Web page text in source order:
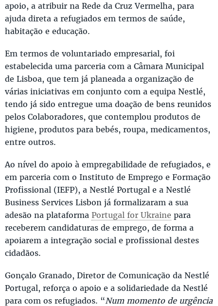
apoio, a atribuir na Rede da Cruz Vermelha, para
ajuda direta a refugiados em termos de saúde,
habitação e educação.
Em termos de voluntariado empresarial, foi
estabelecida uma parceria com a Câmara Municipal
de Lisboa, que tem já planeada a organização de
várias iniciativas em conjunto com a equipa Nestlé,
tendo já sido entregue uma doação de bens reunidos
pelos Colaboradores, que contemplou produtos de
higiene, produtos para bebés, roupa, medicamentos,
entre outros.
Ao nível do apoio à empregabilidade de refugiados, e
em parceria com o Instituto de Emprego e Formação
Profissional (IEFP), a Nestlé Portugal e a Nestlé
Business Services Lisbon já formalizaram a sua
adesão na plataforma Portugal for Ukraine para
receberem candidaturas de emprego, de forma a
apoiarem a integração social e profissional destes
cidadãos.
Gonçalo Granado, Diretor de Comunicação da Nestlé
Portugal, reforça o apoio e a solidariedade da Nestlé
para com os refugiados. “Num momento de urgência